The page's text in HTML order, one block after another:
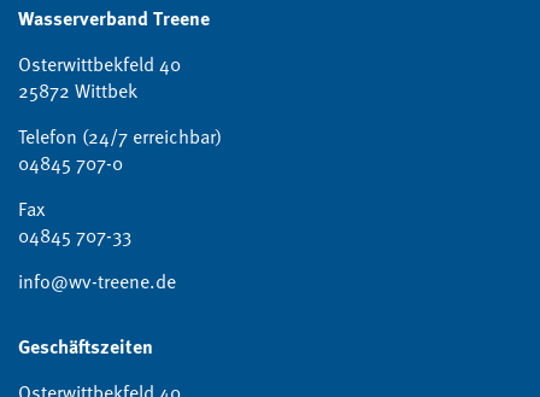
Wasserverband Treene
Osterwittbekfeld 40
25872 Wittbek
Telefon (24/7 erreichbar)
04845 707-0
Fax
04845 707-33
info@wv-treene.de
Geschäftszeiten